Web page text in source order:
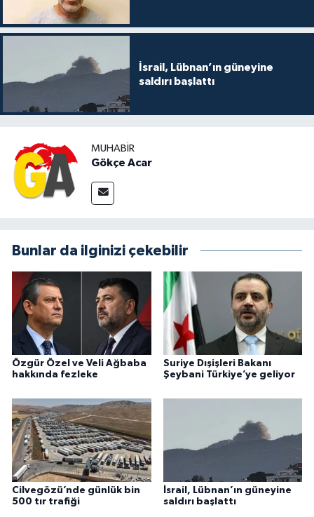
İsrail, Lübnan’ın güneyine
saldırı başlattı
MUHABIR
Gökçe Acar
Bunlar da ilginizi çekebilir
Özgür Özel ve Veli Ağbaba
hakkında fezleke
Suriye Dışişleri Bakanı
Şeybani Türkiye’ye geliyor
Cilvegözü’nde günlük bin
500 tır trafiği
İsrail, Lübnan’ın güneyine
saldırı başlattı